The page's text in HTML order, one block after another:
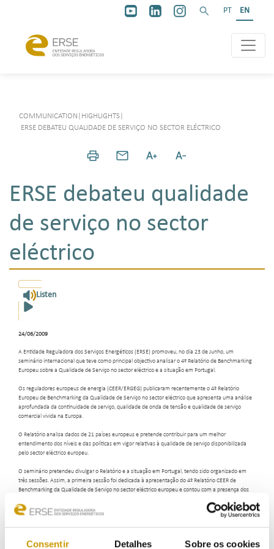
Consentir Detalhes Sobre os cookies
PT EN
COMMUNICATION HIGHLIGHTS
ERSE DEBATEU QUALIDADE DE SERVIÇO NO SECTOR ELÉCTRICO
ERSE debateu qualidade
de serviço no sector
eléctrico
Listen
24/06/2009
A Entidade Reguladora dos Serviços Energéticos (ERSE) promoveu, no dia 23 de Junho, um
seminário internacional que teve como principal objectivo analisar o 4º Relatório de Benchmarking
Europeu sobre a Qualidade de Serviço no sector eléctrico e a situação em Portugal.
Os reguladores europeus de energia (CEER/ERGEG) publicaram recentemente o 4º Relatório
Europeu de Benchmarking da Qualidade de Serviço no sector eléctrico que apresenta uma análise
aprofundada da continuidade de serviço, qualidade de onda de tensão e qualidade de serviço
comercial vivida na Europa.
O Relatório analisa dados de 21 países europeus e pretende contribuir para um melhor
entendimento dos níveis e das políticas em vigor relativas à qualidade de serviço disponibilizada
pelo sector eléctrico europeu.
O seminário pretendeu divulgar o Relatório e a situação em Portugal, tendo sido organizado em
três sessões. Assim, a primeira sessão foi dedicada à apresentação do 4º Relatório CEER de
Benchmarking da Qualidade de Serviço no sector eléctrico europeu e contou com a presença dos
Na sessão seguinte, representantes dos operadores das redes eléctricas portuguesas abordaram o
ponto de situação relativa à “Qualidade de Serviço, Investimentos e Incentivos à Melhoria do